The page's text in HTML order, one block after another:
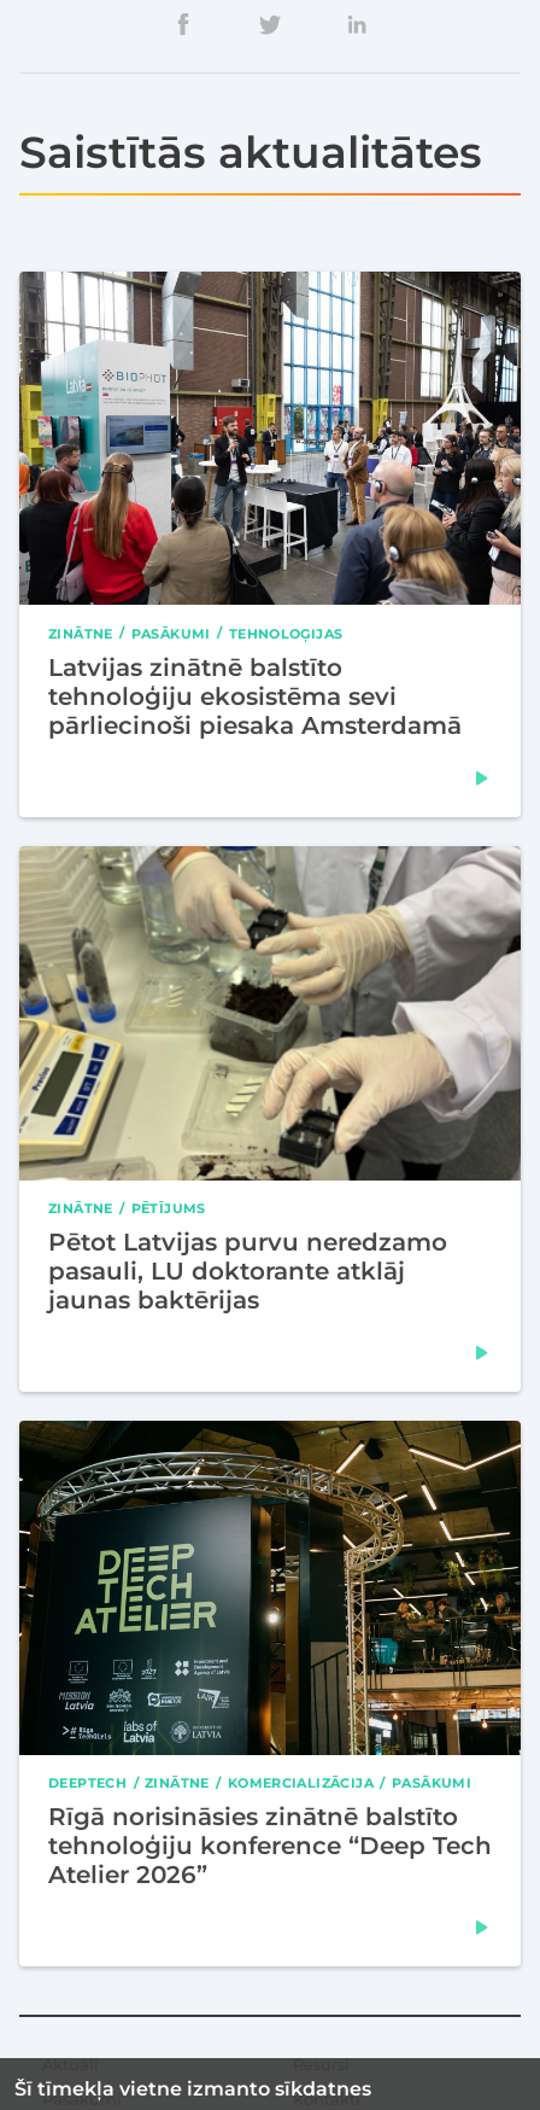
Saistītās aktualitātes
ZINĀTNE PASĀKUMI TEHNOLOĢIJAS
Latvijas zinātnē balstīto
tehnoloģiju ekosistēma sevi
pārliecinoši piesaka Amsterdamā
ZINĀTNE PĒTĪJUMS
Pētot Latvijas purvu neredzamo
pasauli, LU doktorante atklāj
jaunas baktērijas
DEEPTECH ZINĀTNE KOMERCIALIZĀCIJA PASĀKUMI
Rīgā norisināsies zinātnē balstīto
tehnoloģiju konference “Deep Tech
Atelier 2026”
Šī tīmekļa vietne izmanto sīkdatnes
Sekundārā
izvēlne
Aktuāli
Pasākumi
Resursi
Kontakti